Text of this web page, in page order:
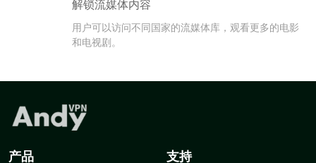
解锁流媒体内容
用户可以访问不同国家的流媒体库，观看更多的电影
和电视剧。
产品 支持